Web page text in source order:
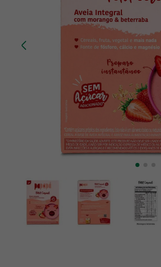
10º creatina mundo verde